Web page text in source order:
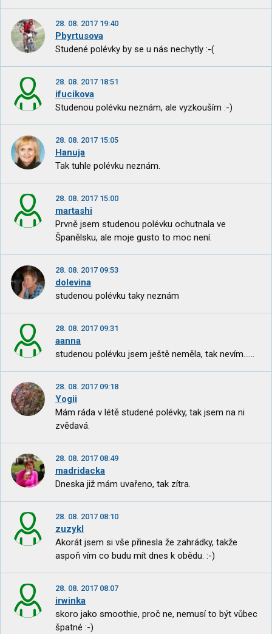
28. 08. 2017 19:40
Pbyrtusova
Studené polévky by se u nás nechytly :-(
28. 08. 2017 18:51
ifucikova
Studenou polévku neznám, ale vyzkouším :-)
28. 08. 2017 15:05
Hanuja
Tak tuhle polévku neznám.
28. 08. 2017 15:00
martashi
Prvně jsem studenou polévku ochutnala ve
Španělsku, ale moje gusto to moc není.
28. 08. 2017 09:53
dolevina
studenou polévku taky neznám
28. 08. 2017 09:31
aanna
studenou polévku jsem ještě neměla, tak nevím......
28. 08. 2017 09:18
Yogii
Mám ráda v létě studené polévky, tak jsem na ni
zvědavá.
28. 08. 2017 08:49
madridacka
Dneska již mám uvařeno, tak zítra.
28. 08. 2017 08:10
zuzykl
Akorát jsem si vše přinesla že zahrádky, takže
aspoň vím co budu mít dnes k obědu. :-)
28. 08. 2017 08:07
irwinka
skoro jako smoothie, proč ne, nemusí to být vůbec
špatné :-)